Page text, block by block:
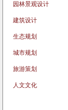
园林景观设计
建筑设计
生态规划
城市规划
旅游策划
人文文化